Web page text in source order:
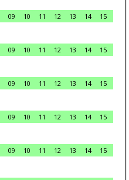
09 10 11 12 13 14
15
09 10 11 12 13 14
15
09 10 11 12 13 14
15
09 10 11 12 13 14
15
09 10 11 12 13 14
15